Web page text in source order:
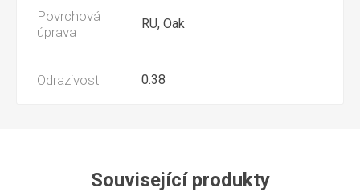
Povrchová
úprava
RU, Oak
Odrazivost 0.38
Související produkty